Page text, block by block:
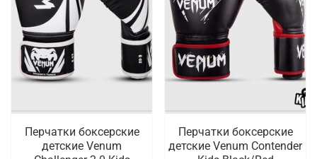
Перчатки боксерские
детские Venum
Перчатки боксерские
детские Venum Contender